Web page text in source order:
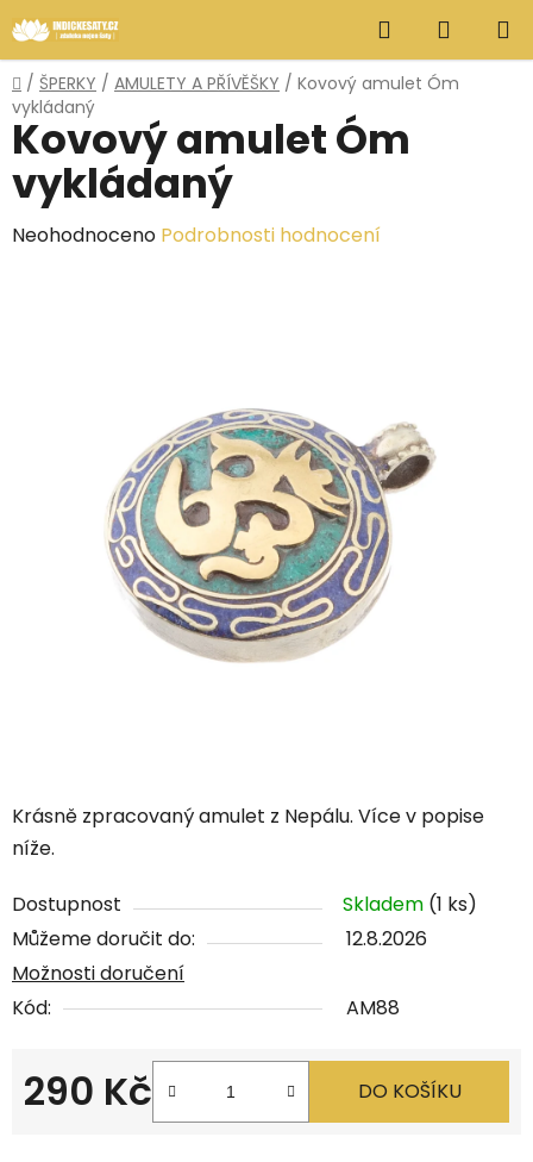
na
obsah
Hledat
KOŠÍK
Domů
/ ŠPERKY / AMULETY A PŘÍVĚŠKY / Kovový amulet Óm
vykládaný
Krásně zpracovaný amulet z Nepálu. Více v popise
níže.
Dostupnost Skladem (1 ks)
Můžeme doručit do:
12.8.2026
Možnosti doručení
Kód:
AM88
290 Kč DO KOŠÍKU
Kovový amulet Óm
vykládaný
Průměrné
Neohodnoceno Podrobnosti hodnocení